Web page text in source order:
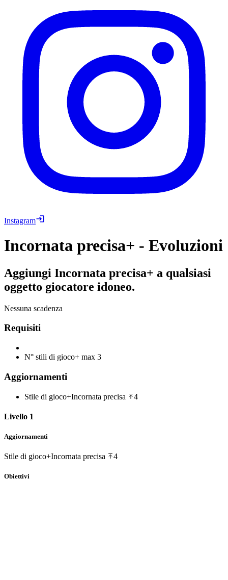
Instagram
Incornata precisa+ - Evoluzioni
Aggiungi Incornata precisa+ a qualsiasi
oggetto giocatore idoneo.
Nessuna scadenza
Requisiti
N° stili di gioco+ max 3
Aggiornamenti
Stile di gioco+Incornata precisa 4
Livello 1
Aggiornamenti
Stile di gioco+Incornata precisa 4
Obiettivi